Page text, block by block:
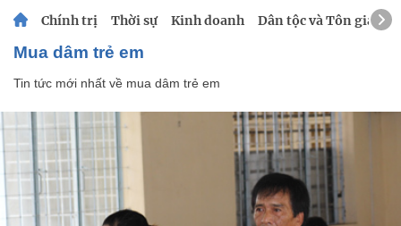
Chính trị Thời sự Kinh doanh Dân tộc và Tôn giáo
mua dâm trẻ em
Tin tức mới nhất về mua dâm trẻ em